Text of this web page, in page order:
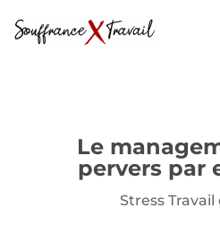
Le
pervers par
Stress